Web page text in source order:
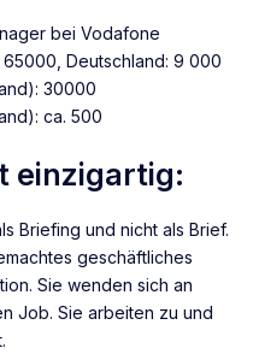
bei Vodafone
Deutschland: 9 000
30000
ca. 500
einzigartig:
Briefing und nicht als Brief.
geschäftliches
Sie wenden sich an
Job. Sie arbeiten zu und